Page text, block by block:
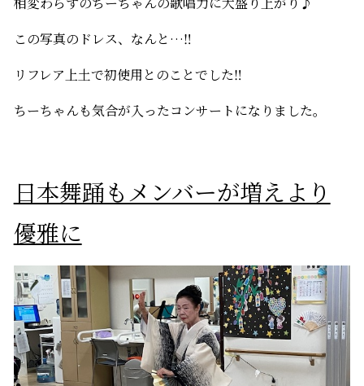
この写真のドレス、なんと…‼
リフレア上土で初使用とのことでした‼
ちーちゃんも気合が入ったコンサートになりました。
日本舞踊もメンバーが増えより
優雅に